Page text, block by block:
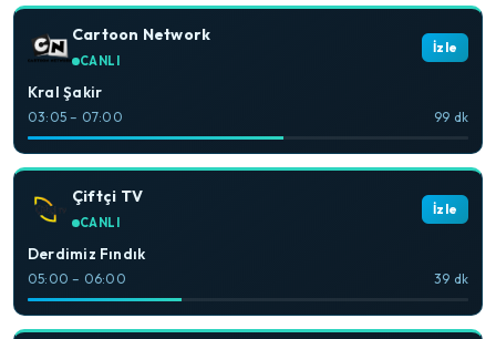
Cartoon Network
CANLI
İzle
Kral Şakir
03:05 – 07:00 99 dk
Çiftçi TV
CANLI
İzle
Derdimiz Fındık
05:00 – 06:00 39 dk